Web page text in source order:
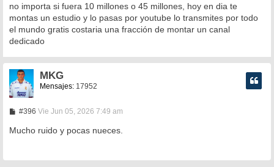
no importa si fuera 10 millones o 45 millones, hoy en dia te
montas un estudio y lo pasas por youtube lo transmites por todo
el mundo gratis costaria una fracción de montar un canal
dedicado
MKG
Mensajes: 17952
#396M
n
s
e
Vie Jun 05, 2026 7:49 am
Mucho ruido y pocas nueces.